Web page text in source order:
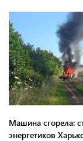
Машина сгорела:
энергетиков